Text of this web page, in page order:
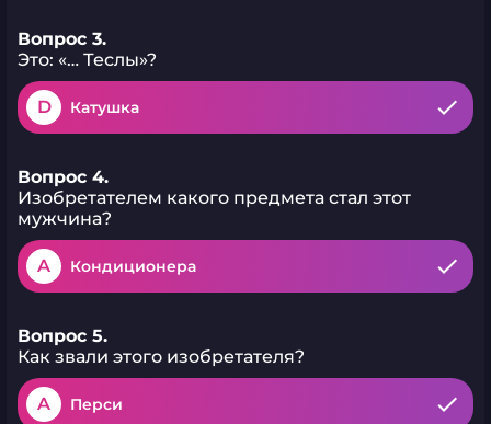
Вопрос 3.
Это: «… Теслы»?
D Катушка
Вопрос 4.
Изобретателем какого предмета стал этот
мужчина?
A Кондиционера
Вопрос 5.
Как звали этого изобретателя?
A Перси